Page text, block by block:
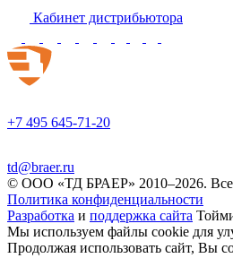
Кабинет дистрибьютора
+7 495 645-71-20
td@braer.ru
© OOO «ТД БРАЕР» 2010–2026.
Политика конфиденциальности
Разработка и поддержка сайта
Мы используем файлы cookie для
Продолжая использовать сайт, Вы